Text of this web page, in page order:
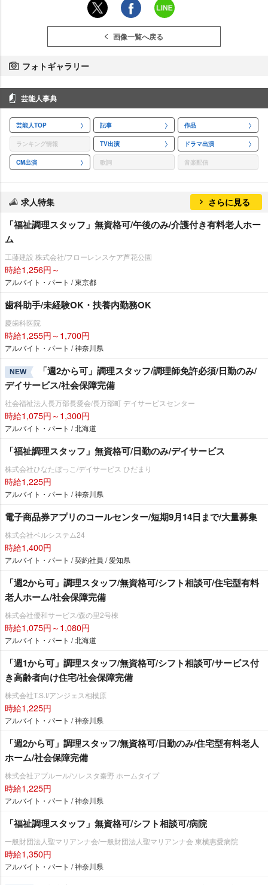
画像一覧へ戻る
フォトギャラリー
芸能人事典
芸能人TOP 記事 作品
ランキング情報 TV出演 ドラマ出演
CM出演 歌詞 音楽配信
求人特集 さらに見る
「福祉調理スタッフ」無資格可/午後のみ/介護付き有料老人ホー
ム
工藤建設 株式会社/フローレンスケア芦花公園
時給1,256円～
アルバイト・パート / 東京都
歯科助手/未経験OK・扶養内勤務OK
慶歯科医院
時給1,255円～1,700円
アルバイト・パート / 神奈川県
NEW
「週2から可」調理スタッフ/調理師免許必須/日勤のみ/
デイサービス/社会保障完備
社会福祉法人長万部長愛会/長万部町 デイサービスセンター
時給1,075円～1,300円
アルバイト・パート / 北海道
「福祉調理スタッフ」無資格可/日勤のみ/デイサービス
株式会社ひなたぼっこ/デイサービス ひだまり
時給1,225円
アルバイト・パート / 神奈川県
電子商品券アプリのコールセンター/短期9月14日まで/大量募集
株式会社ベルシステム24
時給1,400円
アルバイト・パート / 契約社員 / 愛知県
「週2から可」調理スタッフ/無資格可/シフト相談可/住宅型有料
老人ホーム/社会保障完備
株式会社優和サービス/森の里2号棟
時給1,075円～1,080円
アルバイト・パート / 北海道
「週1から可」調理スタッフ/無資格可/シフト相談可/サービス付
き高齢者向け住宅/社会保障完備
株式会社T.S.I/アンジェス相模原
時給1,225円
アルバイト・パート / 神奈川県
「週2から可」調理スタッフ/無資格可/日勤のみ/住宅型有料老人
ホーム/社会保障完備
株式会社アプルール/ソレスタ秦野 ホームタイプ
時給1,225円
アルバイト・パート / 神奈川県
「福祉調理スタッフ」無資格可/シフト相談可/病院
一般財団法人聖マリアンナ会/一般財団法人聖マリアンナ会 東横惠愛病院
時給1,350円
アルバイト・パート / 神奈川県